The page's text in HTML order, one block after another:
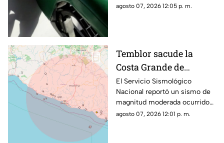
gasolinerías del estado durante
agosto 07, 2026 12:05 p. m.
Temblor sacude la
Costa Grande de
Guerrero hoy viernes;
así fue la intensidad
El Servicio Sismológico
Nacional reportó un sismo de
magnitud moderada ocurrido
sobre las costas del estado; así
agosto 07, 2026 12:01 p. m.